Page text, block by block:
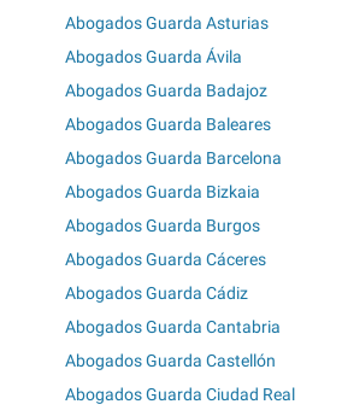
Abogados Guarda Asturias
Abogados Guarda Ávila
Abogados Guarda Badajoz
Abogados Guarda Baleares
Abogados Guarda Barcelona
Abogados Guarda Bizkaia
Abogados Guarda Burgos
Abogados Guarda Cáceres
Abogados Guarda Cádiz
Abogados Guarda Cantabria
Abogados Guarda Castellón
Abogados Guarda Ciudad Real